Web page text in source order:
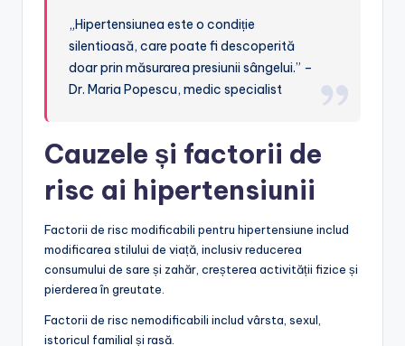
„Hipertensiunea este o condiție
silentioasă, care poate fi descoperită
doar prin măsurarea presiunii sângelui.” –
Dr. Maria Popescu, medic specialist
Cauzele și factorii de
risc ai hipertensiunii
Factorii de risc modificabili pentru hipertensiune includ
modificarea stilului de viață, inclusiv reducerea
consumului de sare și zahăr, creșterea activității fizice și
pierderea în greutate.
Factorii de risc nemodificabili includ vârsta, sexul,
istoricul familial și rasă.